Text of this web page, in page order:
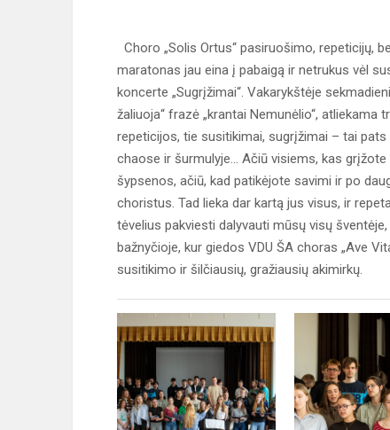
Choro „Solis Ortus“ pasiruošimo, repeticijų,
maratonas jau eina į pabaigą ir netrukus vėl
koncerte „Sugrįžimai“. Vakarykštėje
žaliuoja“ frazė „krantai Nemunėlio“,
repeticijos, tie susitikimai, sugrįžimai – tai
chaose ir šurmulyje... Ačiū visiems, kas
šypsenos, ačiū, kad patikėjote savimi ir po
choristus. Tad lieka dar kartą jus visus, ir
tėvelius pakviesti dalyvauti mūsų visų
bažnyčioje, kur giedos VDU ŠA choras „Ave
susitikimo ir šilčiausių, gražiausių akimirkų.